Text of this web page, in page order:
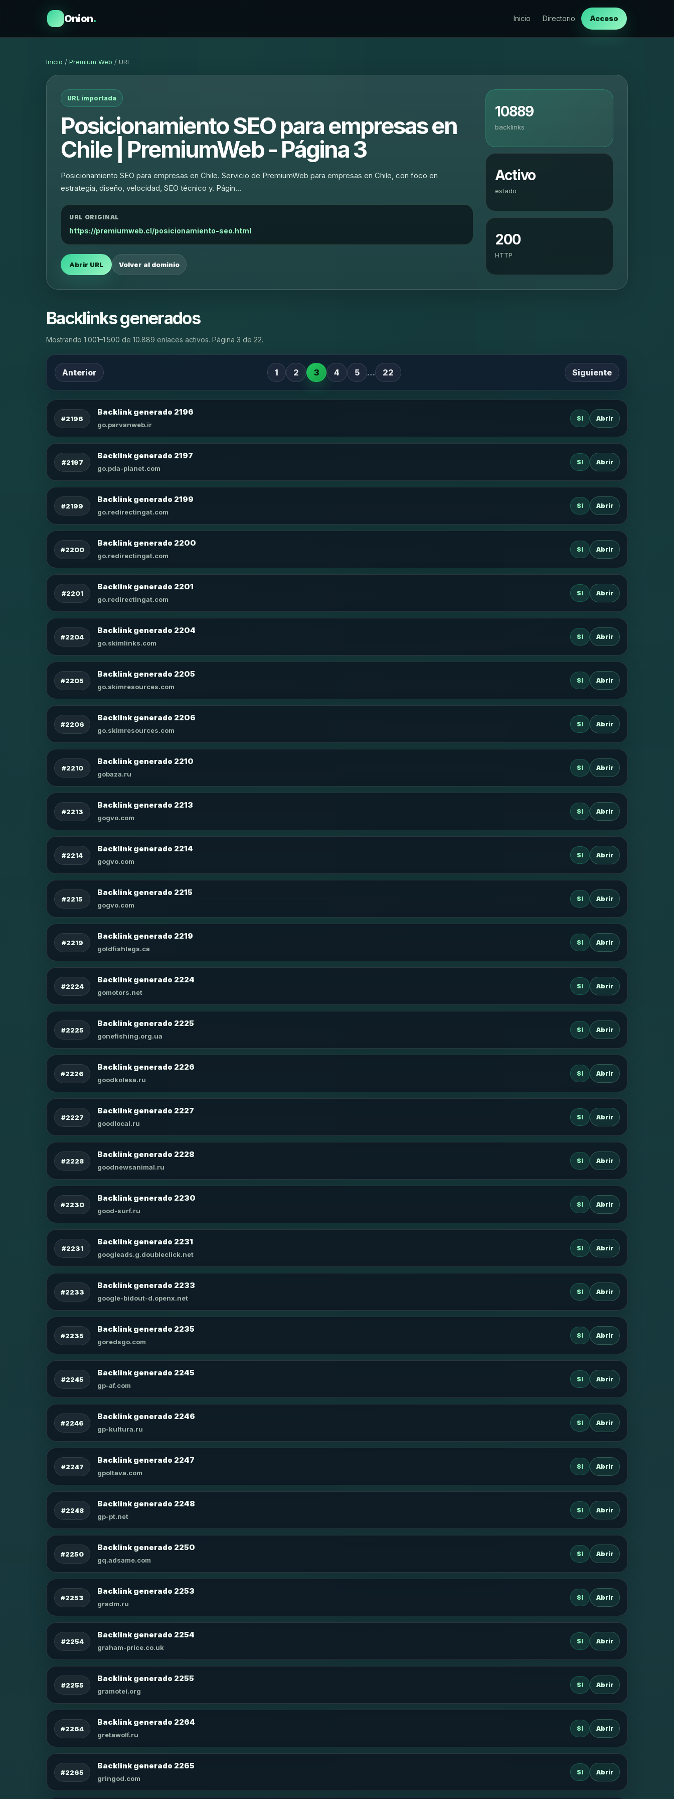
Onion. Inicio Directorio Acceso
Inicio / Premium Web / URL
URL importada
Posicionamiento SEO para empresas en
Chile | PremiumWeb - Página 3
Posicionamiento SEO para empresas en Chile. Servicio de PremiumWeb para empresas en Chile, con foco en
estrategia, diseño, velocidad, SEO técnico y. Págin…
URL ORIGINAL
https://premiumweb.cl/posicionamiento-seo.html
Abrir URL Volver al dominio
10889
backlinks
Activo
estado
200
HTTP
Backlinks generados
Mostrando 1.001–1.500 de 10.889 enlaces activos. Página 3 de 22.
Anterior 1 2 3 4 5 … 22 Siguiente
#2196
Backlink generado 2196
go.parvanweb.ir
SI Abrir
#2197
Backlink generado 2197
go.pda-planet.com
SI Abrir
#2199
Backlink generado 2199
go.redirectingat.com
SI Abrir
#2200
Backlink generado 2200
go.redirectingat.com
SI Abrir
#2201
Backlink generado 2201
go.redirectingat.com
SI Abrir
#2204
Backlink generado 2204
go.skimlinks.com
SI Abrir
#2205
Backlink generado 2205
go.skimresources.com
SI Abrir
#2206
Backlink generado 2206
go.skimresources.com
SI Abrir
#2210
Backlink generado 2210
gobaza.ru
SI Abrir
#2213
Backlink generado 2213
gogvo.com
SI Abrir
#2214
Backlink generado 2214
gogvo.com
SI Abrir
#2215
Backlink generado 2215
gogvo.com
SI Abrir
#2219
Backlink generado 2219
goldfishlegs.ca
SI Abrir
#2224
Backlink generado 2224
gomotors.net
SI Abrir
#2225
Backlink generado 2225
gonefishing.org.ua
SI Abrir
#2226
Backlink generado 2226
goodkolesa.ru
SI Abrir
#2227
Backlink generado 2227
goodlocal.ru
SI Abrir
#2228
Backlink generado 2228
goodnewsanimal.ru
SI Abrir
#2230
Backlink generado 2230
good-surf.ru
SI Abrir
#2231
Backlink generado 2231
googleads.g.doubleclick.net
SI Abrir
#2233
Backlink generado 2233
google-bidout-d.openx.net
SI Abrir
#2235
Backlink generado 2235
goredsgo.com
SI Abrir
#2245
Backlink generado 2245
gp-af.com
SI Abrir
#2246
Backlink generado 2246
gp-kultura.ru
SI Abrir
#2247
Backlink generado 2247
gpoltava.com
SI Abrir
#2248
Backlink generado 2248
gp-pt.net
SI Abrir
#2250
Backlink generado 2250
gq.adsame.com
SI Abrir
#2253
Backlink generado 2253
gradm.ru
SI Abrir
#2254
Backlink generado 2254
graham-price.co.uk
SI Abrir
#2255
Backlink generado 2255
gramotei.org
SI Abrir
#2264
Backlink generado 2264
gretawolf.ru
SI Abrir
#2265
Backlink generado 2265
gringod.com
SI Abrir